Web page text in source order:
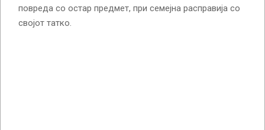
повреда со остар предмет, при семејна расправија со
својот татко.